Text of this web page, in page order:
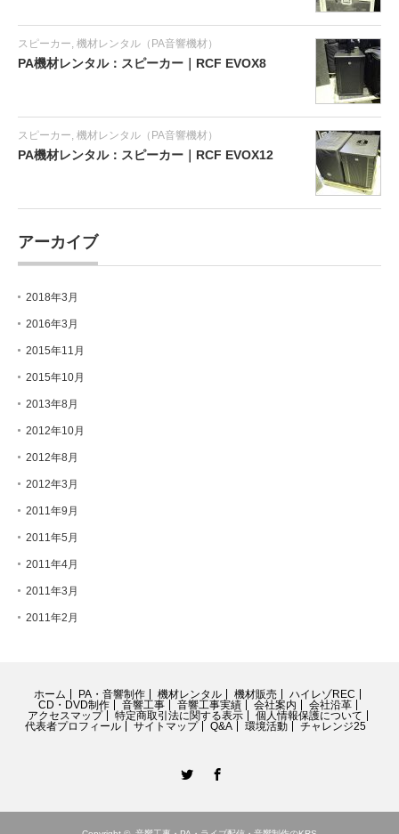
スピーカー, 機材レンタル（PA音響機材）
PA機材レンタル：スピーカー｜RCF EVOX8
スピーカー, 機材レンタル（PA音響機材）
PA機材レンタル：スピーカー｜RCF EVOX12
アーカイブ
2018年3月
2016年3月
2015年11月
2015年10月
2013年8月
2012年10月
2012年8月
2012年3月
2011年9月
2011年5月
2011年4月
2011年3月
2011年2月
ホーム PA・音響制作 機材レンタル 機材販売
ハイレゾREC
CD・DVD制作
音響工事 音響工事実績 会社案内
会社沿革
アクセスマップ
特定商取引法に関する表示
個人情報保護について
代表者プロフィール
サイトマップ Q&A 環境活動 チャレンジ25